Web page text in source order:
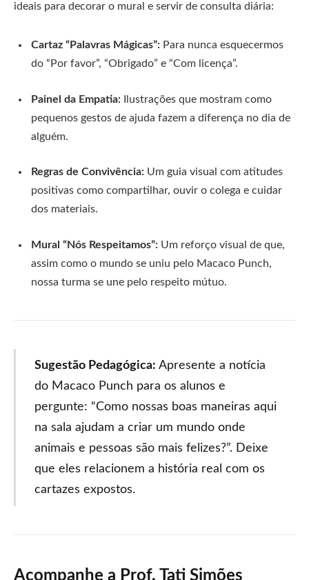
ideais para decorar o mural e servir de consulta diária:
Cartaz “Palavras Mágicas”: Para nunca esquecermos
do “Por favor”, “Obrigado” e “Com licença”.
Painel da Empatia: Ilustrações que mostram como
pequenos gestos de ajuda fazem a diferença no dia de
alguém.
Regras de Convivência: Um guia visual com atitudes
positivas como compartilhar, ouvir o colega e cuidar
dos materiais.
Mural “Nós Respeitamos”: Um reforço visual de que,
assim como o mundo se uniu pelo Macaco Punch,
nossa turma se une pelo respeito mútuo.
Sugestão Pedagógica: Apresente a notícia
do Macaco Punch para os alunos e
pergunte: “Como nossas boas maneiras aqui
na sala ajudam a criar um mundo onde
animais e pessoas são mais felizes?”. Deixe
que eles relacionem a história real com os
cartazes expostos.
Acompanhe a Prof. Tati Simões